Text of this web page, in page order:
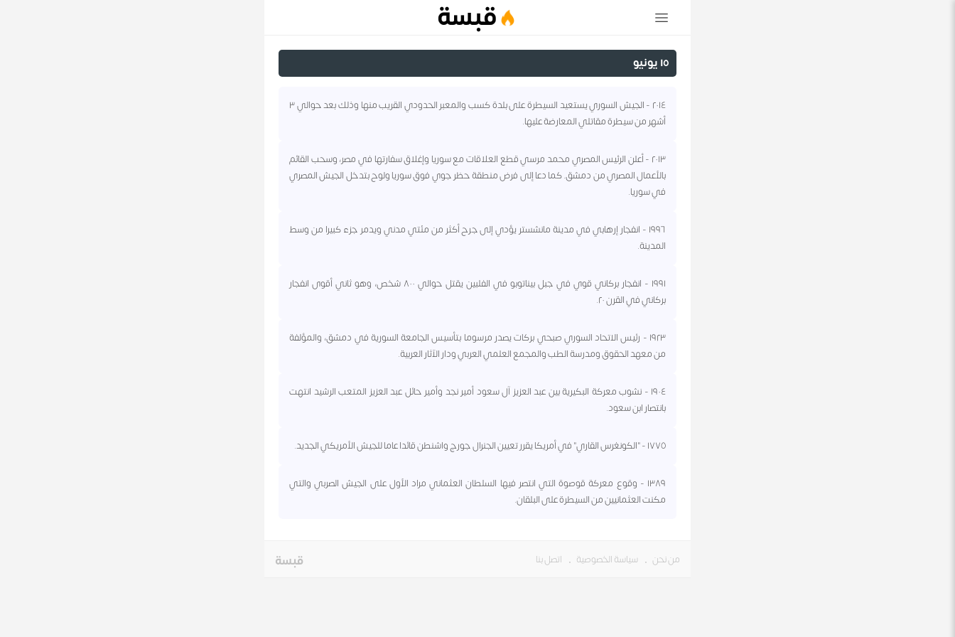
قبسة
١٥ يونيو
٢٠١٤ - الجيش السوري يستعيد السيطرة على بلدة كسب والمعبر الحدودي القريب منها وذلك بعد حوالي ٣
أشهر من سيطرة مقاتلي المعارضة عليها.
٢٠١٣ - أعلن الرئيس المصري محمد مرسي قطع العلاقات مع سوريا وإغلاق سفارتها في مصر، وسحب القائم
بالأعمال المصري من دمشق. كما دعا إلى فرض منطقة حظر جوي فوق سوريا ولوح بتدخل الجيش المصري
في سوريا.
١٩٩٦ - انفجار إرهابي في مدينة مانشستر يؤدي إلى جرح أكثر من مئتي مدني ويدمر جزء كبيرا من وسط
المدينة.
١٩٩١ - انفجار بركاني قوي في جبل بيناتوبو في الفلبين يقتل حوالي ٨٠٠ شخص، وهو ثاني أقوى انفجار
بركاني في القرن ٢٠.
١٩٢٣ - رئيس الاتحاد السوري صبحي بركات يصدر مرسوما بتأسيس الجامعة السورية في دمشق، والمؤلفة
من معهد الحقوق ومدرسة الطب والمجمع العلمي العربي ودار الآثار العربية.
١٩٠٤ - نشوب معركة البكيرية بين عبد العزيز آل سعود أمير نجد وأمير حائل عبد العزيز المتعب الرشيد انتهت
بانتصار ابن سعود.
١٧٧٥ - "الكونغرس القاري" في أمريكا يقرر تعيين الجنرال جورج واشنطن قائدا عاما للجيش الأمريكي الجديد.
١٣٨٩ - وقوع معركة قوصوة التي انتصر فيها السلطان العثماني مراد الأول على الجيش الصربي والتي
مكنت العثمانيين من السيطرة على البلقان.
من نحن • سياسة الخصوصية • اتصل بنا قبسة